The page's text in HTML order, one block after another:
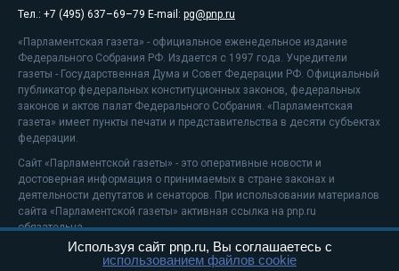
Тел.: +7 (495) 637–69–79 E-mail: pg@pnp.ru
«Парламентская газета» - официальное еженедельное издание
Федерального Собрания РФ. Издается с 1997 года. Учредители
газеты - Государственная Дума и Совет Федерации РФ. Официальный
публикатор федеральных конституционных законов, федеральных
законов и актов палат Федерального Собрания. «Парламентская
газета» имеет пункты печати и представительства в десяти субъектах
федерации.
Сайт «Парламентской газеты» - это оперативные новости и
достоверная информация о принимаемых в стране законах и
деятельности депутатов и сенаторов. При использовании материалов
сайта «Парламентской газеты» активная ссылка на pnp.ru
обязательна.
На информационном ресурсе применяютсярекомендательные
Используя сайт pnp.ru, Вы соглашаетесь с
использованием файлов cookie